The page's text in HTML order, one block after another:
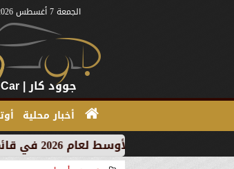
الجمعة 7 أغسطس 2026
جوود كار | Goud Car
أخبار محلية